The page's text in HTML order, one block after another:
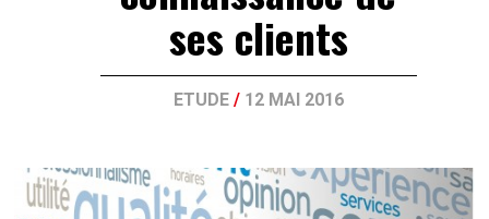
ses clients
ETUDE/ 12 MAI 2016